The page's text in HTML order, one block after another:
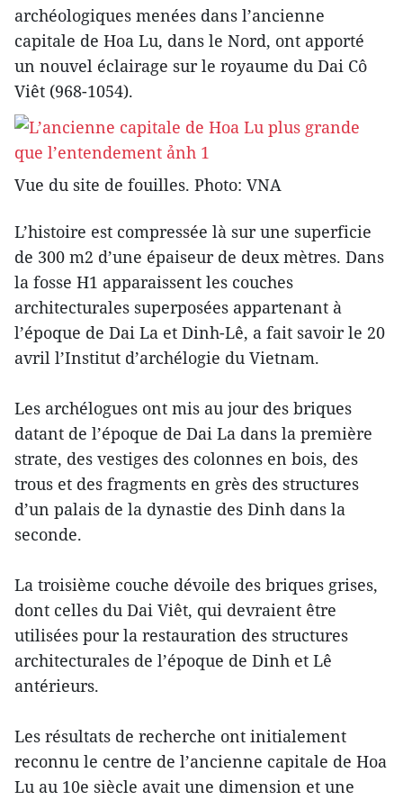
archéologiques menées dans l’ancienne
capitale de Hoa Lu, dans le Nord, ont apporté
un nouvel éclairage sur le royaume du Dai Cô
Viêt (968-1054).
Vue du site de fouilles. Photo: VNA
L’histoire est compressée là sur une superficie
de 300 m2 d’une épaiseur de deux mètres. Dans
la fosse H1 apparaissent les couches
architecturales superposées appartenant à
l’époque de Dai La et Dinh-Lê, a fait savoir le 20
avril l’Institut d’archélogie du Vietnam.
Les archélogues ont mis au jour des briques
datant de l’époque de Dai La dans la première
strate, des vestiges des colonnes en bois, des
trous et des fragments en grès des structures
d’un palais de la dynastie des Dinh dans la
seconde.
La troisième couche dévoile des briques grises,
dont celles du Dai Viêt, qui devraient être
utilisées pour la restauration des structures
architecturales de l’époque de Dinh et Lê
antérieurs.
Les résultats de recherche ont initialement
reconnu le centre de l’ancienne capitale de Hoa
Lu au 10e siècle avait une dimension et une